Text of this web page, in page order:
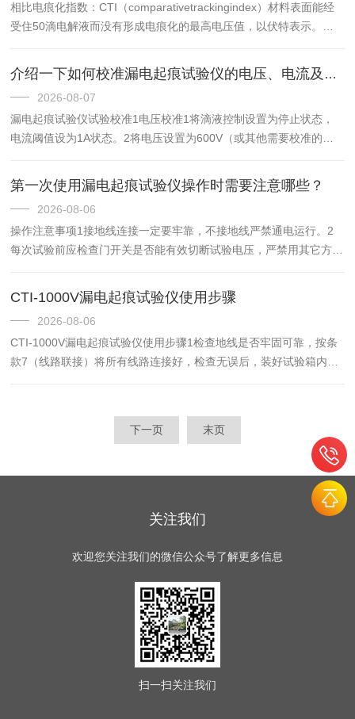
相比电痕化指数：CTI（comparativetrackingindex）材料表面能经
受住50滴电解液而没有形成电痕化的最高电压值，以伏特表示。
475V，100滴电解液联合作用...
介绍一下如何校准漏电起痕试验仪的电压、电流及流速
2026-08-07
漏电起痕试验仪试验校准1电压校准1将滴液控制设置为停止状态，
电流阈值设为1A状态。2将电压设置为600V（或其他需要校准的电
隔开，将电压表的两个表笔分别接电极两端，电压表选择AC...
第一次使用漏电起痕试验仪操作时需要注意哪些？
2026-08-06
操作注意事项1接地线连接一定要牢靠，不接地线严禁通电运行。2
每次试验前应检查门开关是否能有效切断试验电压，严禁用其它方法
拉开有机玻璃门，先放电再进行试验箱内其他操作。4试验人员应
CTI-1000V漏电起痕试验仪使用步骤
2026-08-06
CTI-1000V漏电起痕试验仪使用步骤1检查地线是否牢固可靠，按条
款7（线路联接）将所有线路连接好，检查无误后，装好试验箱内滴
下一页 末页
关注我们
欢迎您关注我们的微信公众号了解更多信息
扫一扫关注我们